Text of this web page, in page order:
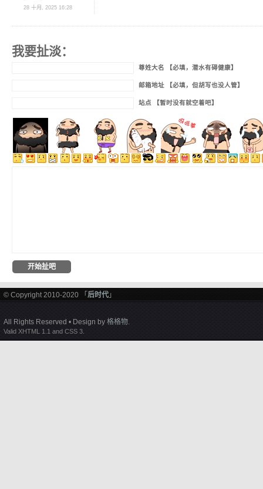
28 十月, 2025 16:28
我要扯淡：
尊姓大名 【必填，潜水有碍健康】
邮箱地址 【必填，但胡写也没人管】
站点 【暂时没有就空着吧】
© Copyright 2010-2020 「 后时代 」
All Rights Reserved • Design by 格格物.
Valid XHTML 1.1 and CSS 3.